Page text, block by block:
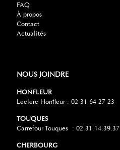
FAQ
À propos
Contact
Actualités
NOUS JOINDRE
HONFLEUR
Leclerc Honfleur : 02 31 64 27 23
TOUQUES
Carrefour Touques : 02.31.14.39.37
CHERBOURG